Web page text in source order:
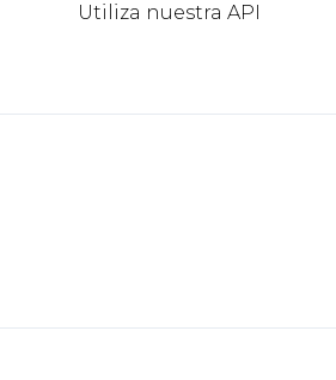
Utiliza nuestra API